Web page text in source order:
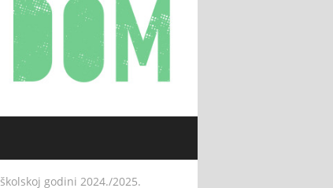
školskoj godini 2024./2025.